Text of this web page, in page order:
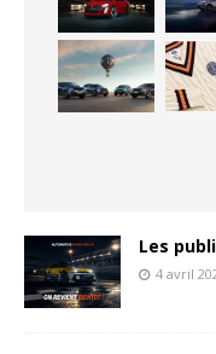
Les
4 avril